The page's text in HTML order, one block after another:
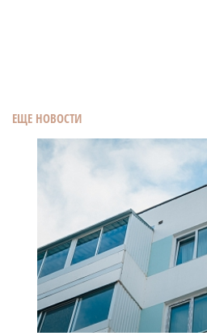
ЕЩЕ НОВОСТИ